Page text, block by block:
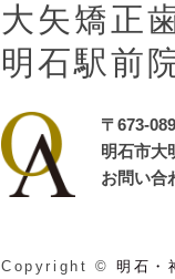
大矢矯正
明石駅前
〒673-
明石市大
お問い合
Copyright ©明石・